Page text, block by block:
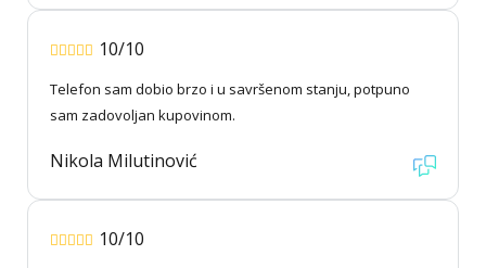
10/10
Telefon sam dobio brzo i u savršenom stanju, potpuno
sam zadovoljan kupovinom.
Nikola Milutinović
10/10